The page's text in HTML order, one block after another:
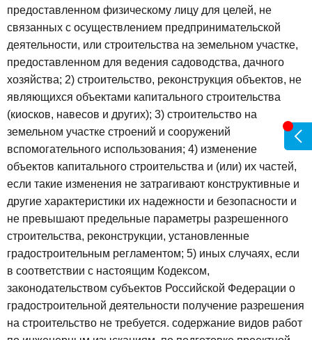
предоставленном физическому лицу для целей, не
связанных с осуществлением предпринимательской
деятельности, или строительства на земельном участке,
предоставленном для ведения садоводства, дачного
хозяйства; 2) строительство, реконструкция объектов, не
являющихся объектами капитального строительства
(киосков, навесов и других); 3) строительство на
земельном участке строений и сооружений
вспомогательного использования; 4) изменение
объектов капитального строительства и (или) их частей,
если такие изменения не затрагивают конструктивные и
другие характеристики их надежности и безопасности и
не превышают предельные параметры разрешенного
строительства, реконструкции, установленные
градостроительным регламентом; 5) иных случаях, если
в соответствии с настоящим Кодексом,
законодательством субъектов Российской Федерации о
градостроительной деятельности получение разрешения
на строительство не требуется. содержание видов работ